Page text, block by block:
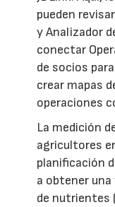
pueden
y Analizador
conectar
de socios
crear mapas
operaciones
La medición
agricultores
planificación
a obtener
de nutrientes